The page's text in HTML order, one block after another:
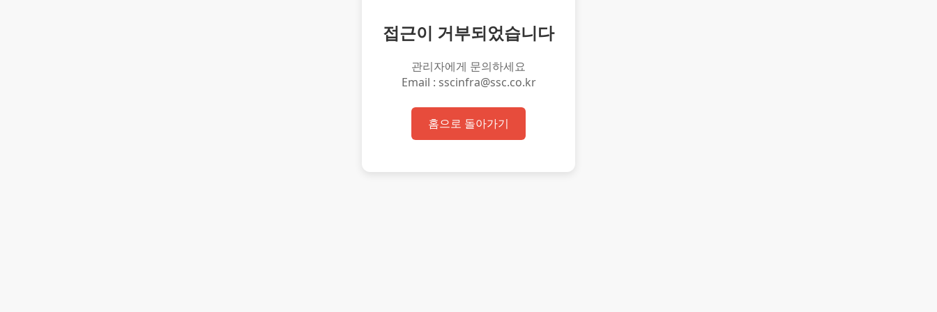
접근이 거부되었습니다
관리자에게 문의하세요
Email : sscinfra@ssc.co.kr
홈으로 돌아가기